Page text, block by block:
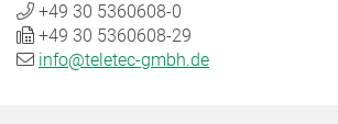
+49 30 5360608-0
+49 30 5360608-29
info@teletec-gmbh.de